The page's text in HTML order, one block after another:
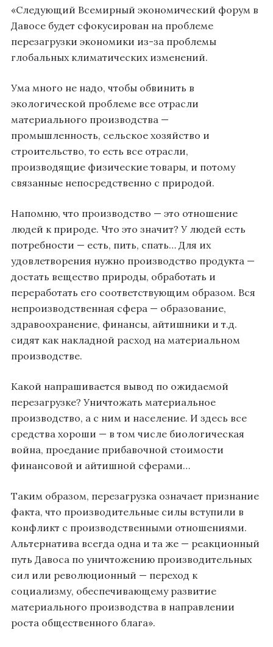
«Следующий Всемирный экономический форум в
Давосе будет сфокусирован на проблеме
перезагрузки экономики из-за проблемы
глобальных климатических изменений.
Ума много не надо, чтобы обвинить в
экологической проблеме все отрасли
материального производства —
промышленность, сельское хозяйство и
строительство, то есть все отрасли,
производящие физические товары, и потому
связанные непосредственно с природой.
Напомню, что производство — это отношение
людей к природе. Что это значит? У людей есть
потребности — есть, пить, спать… Для их
удовлетворения нужно производство продукта —
достать вещество природы, обработать и
переработать его соответствующим образом. Вся
непроизводственная сфера — образование,
здравоохранение, финансы, айтишники и т.д.
сидят как накладной расход на материальном
производстве.
Какой напрашивается вывод по ожидаемой
перезагрузке? Уничтожать материальное
производство, а с ним и население. И здесь все
средства хороши — в том числе биологическая
война, проедание прибавочной стоимости
финансовой и айтишной сферами…
Таким образом, перезагрузка означает признание
факта, что производительные силы вступили в
конфликт с производственными отношениями.
Альтернатива всегда одна и та же — реакционный
путь Давоса по уничтожению производительных
сил или революционный — переход к
социализму, обеспечивающему развитие
материального производства в направлении
роста общественного блага».